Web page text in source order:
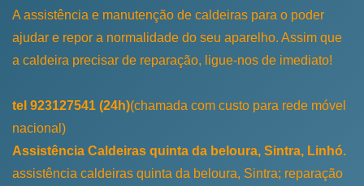
A assistência e manutenção de caldeiras para o poder
ajudar e repor a normalidade do seu aparelho. Assim que
a caldeira precisar de reparação, ligue-nos de imediato!
tel 923127541 (24h)(chamada com custo para rede móvel
nacional)
Assistência Caldeiras quinta da beloura, Sintra, Linhó.
assistência caldeiras quinta da beloura, Sintra; reparação